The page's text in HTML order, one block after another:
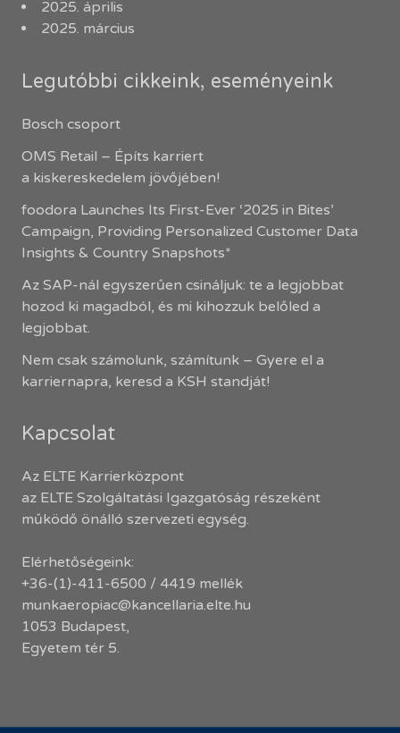
2025. április
2025. március
Legutóbbi cikkeink, eseményeink
Bosch csoport
OMS Retail – Építs karriert
a kiskereskedelem jövőjében!
foodora Launches Its First-Ever ‘2025 in Bites’
Campaign, Providing Personalized Customer Data
Insights & Country Snapshots*
Az SAP-nál egyszerűen csináljuk: te a legjobbat
hozod ki magadból, és mi kihozzuk belőled a
legjobbat.
Nem csak számolunk, számítunk – Gyere el a
karriernapra, keresd a KSH standját!
Kapcsolat
Az ELTE Karrierközpont
az ELTE Szolgáltatási Igazgatóság részeként
működő önálló szervezeti egység.
Elérhetőségeink:
+36-(1)-411-6500 / 4419 mellék
munkaeropiac@kancellaria.elte.hu
1053 Budapest,
Egyetem tér 5.